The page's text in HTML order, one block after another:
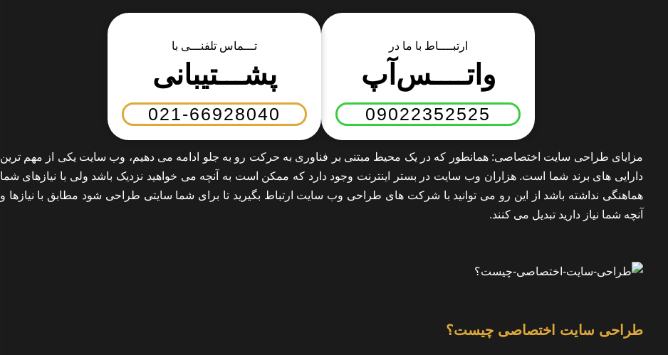
ارتبــــاط با ما در
واتــــس‌آپ
09022352525
تـــماس تلفنـــی با
پشـــتیبانی
021-66928040
مزایای طراحی سایت اختصاصی: همانطور که در یک محیط مبتنی بر فناوری به حرکت رو به جلو ادامه می دهیم، وب سایت یکی از مهم ترین
دارایی های برند شما است. هزاران وب سایت در بستر اینترنت وجود دارد که ممکن است به آنچه می خواهید نزدیک باشد ولی با نیازهای شما
هماهنگی نداشته باشد از این رو می توانید با شرکت های طراحی وب سایت ارتباط بگیرید تا برای شما سایتی طراحی شود مطابق با نیازها و
آنچه شما نیاز دارید تبدیل می کنند.
طراحی سایت اختصاصی چیست؟